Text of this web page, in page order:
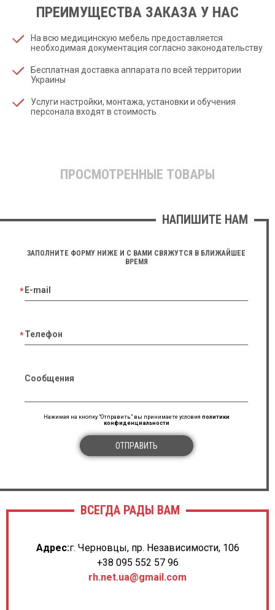
ПРЕИМУЩЕСТВА ЗАКАЗА У НАС
На всю медицинскую мебель предоставляется
необходимая документация согласно законодательству
Бесплатная доставка аппарата по всей территории
Украины
Услуги настройки, монтажа, установки и обучения
персонала входят в стоимость
ПРОСМОТРЕННЫЕ ТОВАРЫ
НАПИШИТЕ НАМ
ЗАПОЛНИТЕ ФОРМУ НИЖЕ И С ВАМИ СВЯЖУТСЯ В БЛИЖАЙШЕЕ
ВРЕМЯ
E-mail
Телефон
Сообщения
Нажимая на кнопку "Отправить" вы принимаете условия политики
конфиденциальности
ОТПРАВИТЬ
ВСЕГДА РАДЫ ВАМ
Адрес:г. Черновцы, пр. Независимости, 106
+38 095 552 57 96
rh.net.ua@gmail.com